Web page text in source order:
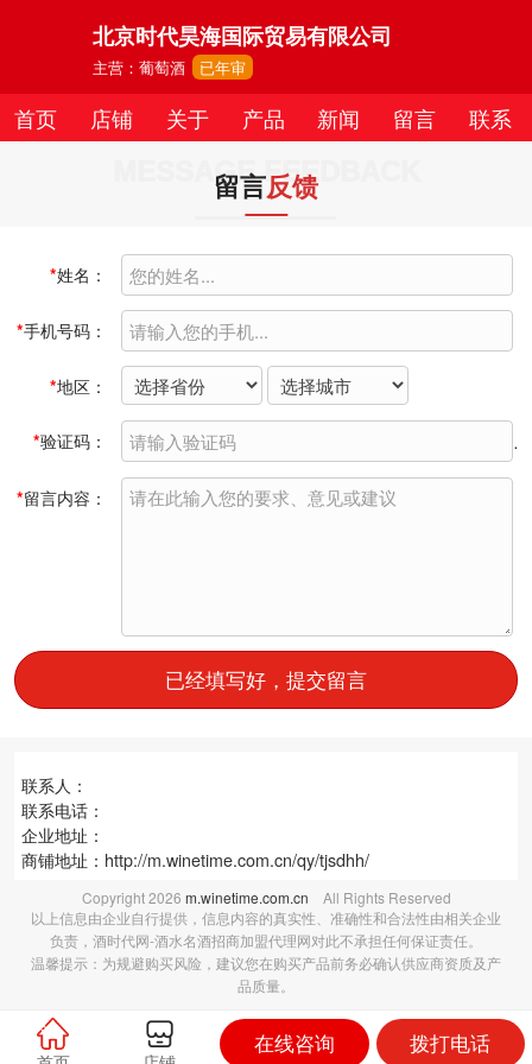
北京时代昊海国际贸易有限公司
主营：葡萄酒 已年审
首页 店铺 关于 产品 新闻 留言 联系
MESSAGE FEEDBACK
留言反馈
*姓名：
*手机号码：
*地区：
*验证码：
*留言内容：
已经填写好，提交留言
联系人：
联系电话：
企业地址：
商铺地址： http://m.winetime.com.cn/qy/tjsdhh/
Copyright2026 m.winetime.com.cn All Rights Reserved
以上信息由企业自行提供，信息内容的真实性、准确性和合法性由相关企业
负责，酒时代网-酒水名酒招商加盟代理网对此不承担任何保证责任。
温馨提示：为规避购买风险，建议您在购买产品前务必确认供应商资质及产
品质量。
在线咨询 拨打电话